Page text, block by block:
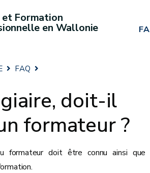
Formation
en Wallonie
FAQ
doit-il
formateur ?
formateur doit être connu ainsi que